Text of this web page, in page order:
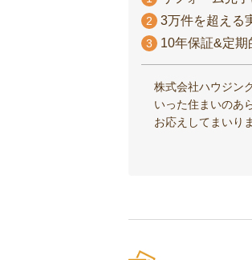
2 3万件を超える
3 10年保証&定期
株式会社ハウジン
いった住まいのあ
お応えしてまいり